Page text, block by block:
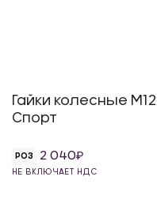
Гайки колесные
Спорт
РОЗ 2 040
НЕ ВКЛЮЧАЕТ НДС